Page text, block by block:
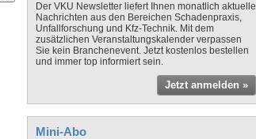
Der VKU Newsletter liefert Ihnen monatlich aktuelle
Nachrichten aus den Bereichen Schadenpraxis,
Unfallforschung und Kfz-Technik. Mit dem
zusätzlichen Veranstaltungskalender verpassen
Sie kein Branchenevent. Jetzt kostenlos bestellen
und immer top informiert sein.
Jetzt anmelden »
Mini-Abo